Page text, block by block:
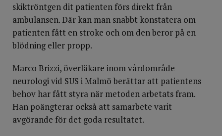
skiktröntgen dit patienten förs direkt från
ambulansen. Där kan man snabbt konstatera om
patienten fått en stroke och om den beror på en
blödning eller propp.
Marco Brizzi, överläkare inom vårdområde
neurologi vid SUS i Malmö berättar att patientens
behov har fått styra när metoden arbetats fram.
Han poängterar också att samarbete varit
avgörande för det goda resultatet.